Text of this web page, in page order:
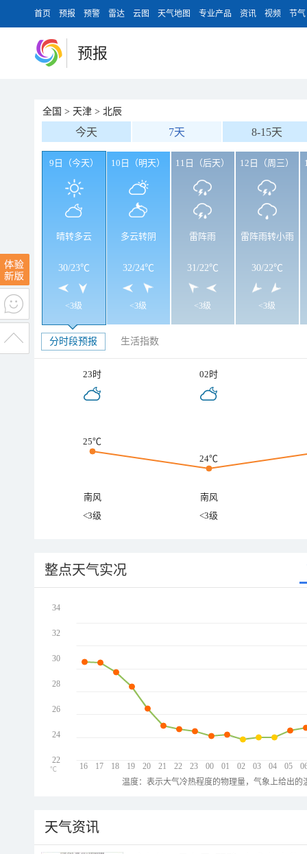
首页 预报 预警 雷达 云图 天气地图 专业产品 资讯 视频 节气
预报
全国 > 天津 > 北辰
今天 7天 8-15天
9日（今天）
晴转多云
30/23℃
<3级
10日（明天）
多云转阴
32/24℃
<3级
11日（后天）
雷阵雨
31/22℃
<3级
12日（周三）
雷阵雨转小雨
30/22℃
<3级
分时段预报 生活指数
23时 02时
25℃
24℃
南风
南风
<3级
<3级
整点天气实况
16 17 18 19 20 21 22 23 00 01 02 03 04 05
34
32
30
28
26
24
22
℃
温度：表示大气冷热程度的物理量，气象上给出
天气资讯